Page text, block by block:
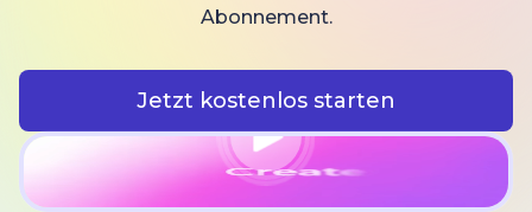
Abonnement.
Jetzt kostenlos starten